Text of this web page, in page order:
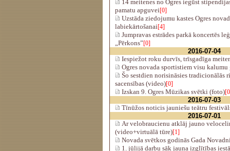
14 meitenes no Ogres iegūst
pamatu apguvei[0]
Uzstāda ziedojumu kastes Ogres
labiekārtošanai[4]
Jumpravas estrādes parkā koncertēs
„Pērkons”[0]
2016-07-04
Iespiežot roku durvīs, trīsgadīga
Ogres novada sportistiem visu
Šo sestdien norisināsies tradicionālās
sacensības (video)[0]
Izskan 9. Ogres Mūzikas svētki (foto)
2016-07-03
Tīnūžos noticis jauniešu teātru
2016-07-01
Ar velobraucienu atklāj jauno
(video+virtuālā tūre)[1]
Novada svētkos godinās Gada
1. jūlijā darbu sāk jauna izglītības